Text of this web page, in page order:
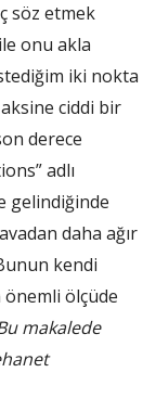
söz etmek
onu akla
iki nokta
ciddi bir
derece
adlı
gelindiğinde
daha ağır
kendi
ölçüde
makalede